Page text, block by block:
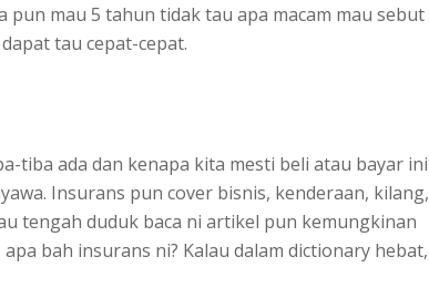
mau 5 tahun tidak tau apa macam mau sebut
tau cepat-cepat.
tiba ada dan kenapa kita mesti beli atau bayar ini
Insurans pun cover bisnis, kenderaan, kilang,
tengah duduk baca ni artikel pun kemungkinan
bah insurans ni? Kalau dalam dictionary hebat,